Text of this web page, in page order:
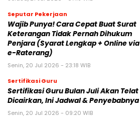
Seputar Pekerjaan
Wajib Punya! Cara Cepat Buat Surat
Keterangan Tidak Pernah Dihukum
Penjara (Syarat Lengkap + Online via
e-Raterang)
Senin, 20 Jul 2026 - 23:18 WIB
Sertifikasi Guru
Sertifikasi Guru Bulan Juli Akan Telat
Dicairkan, Ini Jadwal & Penyebabnya
Senin, 20 Jul 2026 - 09:20 WIB